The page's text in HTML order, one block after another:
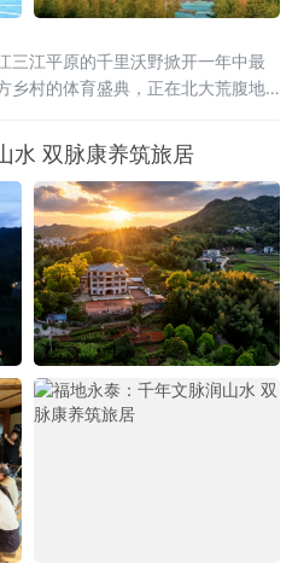
三江平原的千里沃野掀开一年中最
乡村的体育盛典，正在北大荒腹地
宝清县燃情启幕。这是村BA大区赛
入广袤的东北粮仓。届时，来自北
、辽宁、吉林、山东、新疆、黑龙
水 双脉康养筑旅居